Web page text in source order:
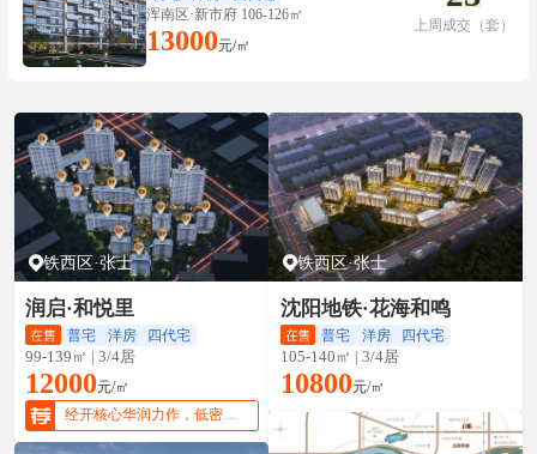
浑南区·新市府 106-126㎡
13000元/㎡
上周成交（套）
铁西区·张士
润启·和悦里
普宅 洋房 四代宅
99-139㎡ | 3/4居
12000元/㎡
经开核心华润力作，低密宜居性价比优选
铁西区·张士
沈阳地铁·花海和鸣
普宅 洋房 四代宅
105-140㎡ | 3/4居
10800元/㎡